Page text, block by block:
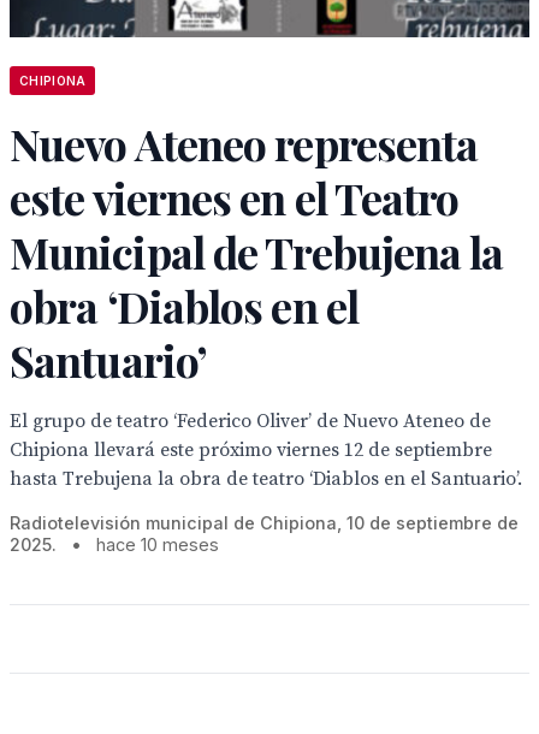
CHIPIONA
Nuevo Ateneo representa
este viernes en el Teatro
Municipal de Trebujena la
obra ‘Diablos en el
Santuario’
El grupo de teatro ‘Federico Oliver’ de Nuevo Ateneo de
Chipiona llevará este próximo viernes 12 de septiembre
hasta Trebujena la obra de teatro ‘Diablos en el Santuario’.
Radiotelevisión municipal de Chipiona, 10 de septiembre de
2025.
• hace 10 meses